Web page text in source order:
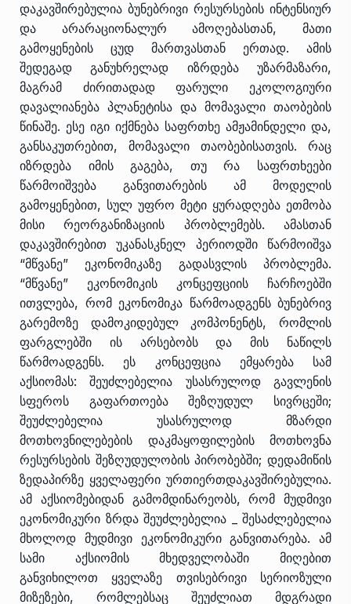
დაკავშირებულია ბუნებრივი რესურსების ინტენსიურ
და არარაციონალურ ამოღებასთან, მათი
გამოყენების ცუდ მართვასთან ერთად. ამის
შედეგად განუხრელად იზრდება უზარმაზარი,
მაგრამ ძირითადად ფარული ეკოლოგიური
დავალიანება პლანეტისა და მომავალი თაობების
წინაშე. ესე იგი იქმნება საფრთხე ამჟამინდელი და,
განსაკუთრებით, მომავალი თაობებისათვის. რაც
იზრდება იმის გაგება, თუ რა საფრთხეები
წარმოიშვება განვითარების ამ მოდელის
გამოყენებით, სულ უფრო მეტი ყურადღება ეთმობა
მისი რეორგანიზაციის პრობლემებს. ამასთან
დაკავშირებით უკანასკნელ პერიოდში წარმოიშვა
“მწვანე” ეკონომიკაზე გადასვლის პრობლემა.
“მწვანე” ეკონომიკის კონცეფციის ჩარჩოებში
ითვლება, რომ ეკონომიკა წარმოადგენს ბუნებრივ
გარემოზე დამოკიდებულ კომპონენტს, რომლის
ფარგლებში ის არსებობს და მის ნაწილს
წარმოადგენს. ეს კონცეფცია ემყარება სამ
აქსიომას: შეუძლებელია უსასრულოდ გავლენის
სფეროს გაფართოება შეზღუდულ სივრცეში;
შეუძლებელია უსასრულოდ მზარდი
მოთხოვნილებების დაკმაყოფილების მოთხოვნა
რესურსების შეზღუდულობის პირობებში; დედამიწის
ზედაპირზე ყველაფერი ურთიერთდაკავშირებულია.
ამ აქსიომებიდან გამომდინარეობს, რომ მუდმივი
ეკონომიკური ზრდა შეუძლებელია _ შესაძლებელია
მხოლოდ მუდმივი ეკონომიკური განვითარება. ამ
სამი აქსიომის მხედველობაში მიღებით
განვიხილოთ ყველაზე თვისებრივი სერიოზული
მიზეზები, რომლებსაც შეუძლიათ მდგრადი